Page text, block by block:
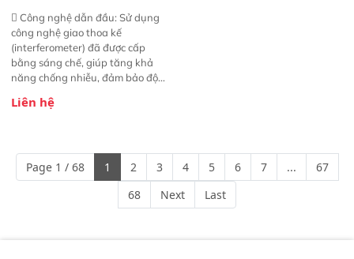
 Công nghệ dẫn đầu: Sử dụng
công nghệ giao thoa kế
(interferometer) đã được cấp
bằng sáng chế, giúp tăng khả
năng chống nhiễu, đảm bảo độ
Phạm vi ứng dụng rộng: Đáp ứng
ngành công nghiệp khác nhau. 
Độ nhạy cao: Trang bị đầu dò
InGaAs độ nhạy cao, cung cấp
phản hồi phổ tuyến tính đầy đủ,
đảm bảo độ chính xác và khả
Liên hệ
Page 1 / 68 1 2 3 4 5 6 7 ...
67
68
Next Last